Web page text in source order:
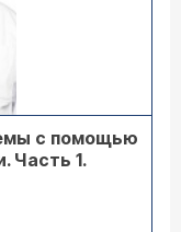
с помощью
Часть 1.